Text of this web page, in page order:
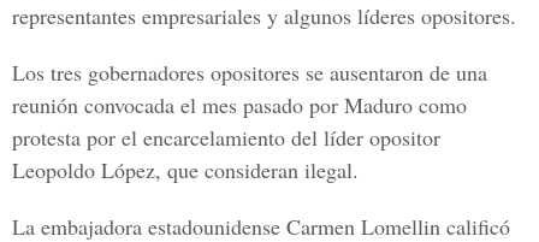
representantes empresariales y algunos líderes opositores.
Los tres gobernadores opositores se ausentaron de una
reunión convocada el mes pasado por Maduro como
protesta por el encarcelamiento del líder opositor
Leopoldo López, que consideran ilegal.
La embajadora estadounidense Carmen Lomellin calificó